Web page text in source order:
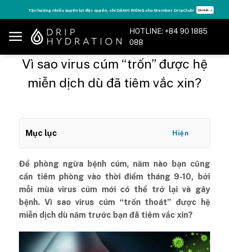
to
content
Tận hưởng nhiều quyền lợi độc quyền, chỉ DÀNH RIÊNG cho Member DripClub! Chi tiết ➝
HOTLINE: +84 90 1885
088
Vì sao virus cúm “trốn” được hệ
miễn dịch dù đã tiêm vắc xin?
Mục lục Hiện
Để phòng ngừa bệnh cúm, năm nào bạn cũng
cần tiêm phòng vào thời điểm tháng 9-10, bởi
mỗi mùa virus cúm mới có thể trở lại và gây
bệnh. Vì sao virus cúm “trốn thoát” được hệ
miễn dịch dù năm trước bạn đã tiêm vắc xin?